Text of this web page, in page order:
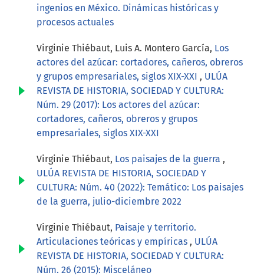
ingenios en México. Dinámicas históricas y
procesos actuales
Virginie Thiébaut, Luis A. Montero García, Los
actores del azúcar: cortadores, cañeros, obreros
y grupos empresariales, siglos XIX-XXI , ULÚA
REVISTA DE HISTORIA, SOCIEDAD Y CULTURA:
Núm. 29 (2017): Los actores del azúcar:
cortadores, cañeros, obreros y grupos
empresariales, siglos XIX-XXI
Virginie Thiébaut, Los paisajes de la guerra ,
ULÚA REVISTA DE HISTORIA, SOCIEDAD Y
CULTURA: Núm. 40 (2022): Temático: Los paisajes
de la guerra, julio-diciembre 2022
Virginie Thiébaut, Paisaje y territorio.
Articulaciones teóricas y empíricas , ULÚA
REVISTA DE HISTORIA, SOCIEDAD Y CULTURA:
Núm. 26 (2015): Misceláneo